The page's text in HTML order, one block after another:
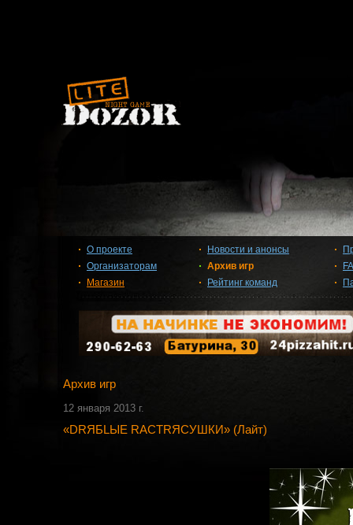
О проекте
Организаторам
Магазин
Новости и анонсы
Архив игр
Рейтинг команд
Архив игр
12 января 2013 г.
«DRЯБLЫЕ RАСТRЯСУШКИ» (Лайт)